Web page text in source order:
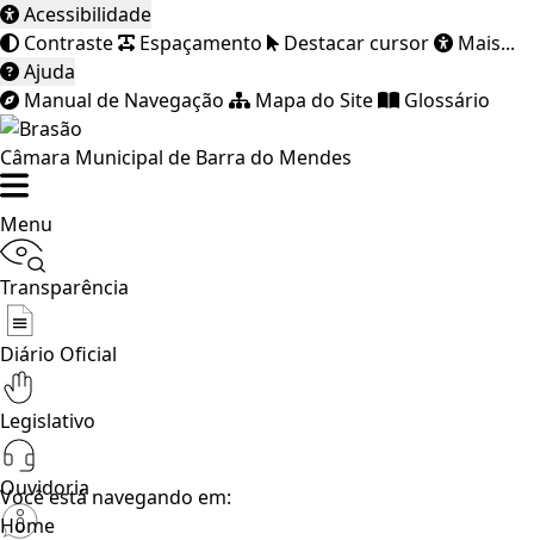
Acessibilidade
Contraste
Espaçamento Destacar cursor
Mais...
Ajuda
Manual de Navegação
Mapa do Site Glossário
Câmara Municipal de Barra do Mendes
Menu
Transparência
Diário Oficial
Legislativo
Ouvidoria
Você está navegando em:
Home